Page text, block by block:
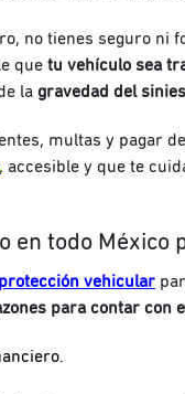
no tienes seguro ni
que tu vehículo sea
la gravedad del
multas y pagar
, accesible y que te
en todo México
vehicular
para contar con